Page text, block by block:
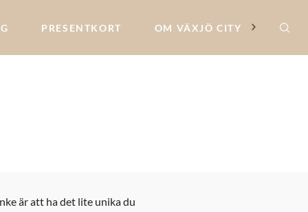
PRESENTKORT OM VÄXJÖ CITY
är att ha det lite unika du